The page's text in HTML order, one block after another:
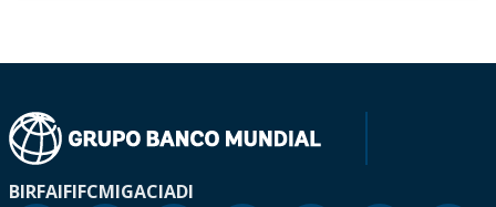
BIRFAIFIFCMIGACIADI